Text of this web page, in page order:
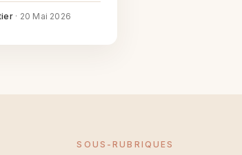
gluten ou sans
· 20 Mai 2026
SOUS-RUBRIQUES